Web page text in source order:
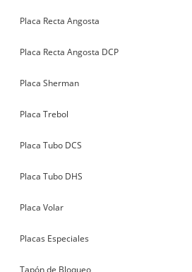
Placa Recta Angosta
Placa Recta Angosta DCP
Placa Sherman
Placa Trebol
Placa Tubo DCS
Placa Tubo DHS
Placa Volar
Placas Especiales
Tapón de Bloqueo